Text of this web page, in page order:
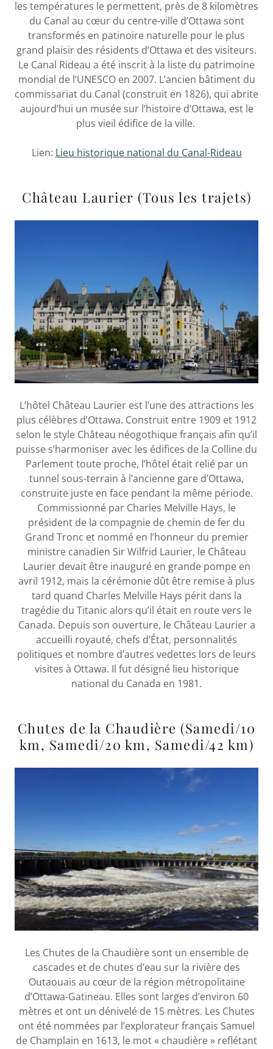
les températures le permettent, près de 8 kilomètres
du Canal au cœur du centre-ville d’Ottawa sont
transformés en patinoire naturelle pour le plus
grand plaisir des résidents d’Ottawa et des visiteurs.
Le Canal Rideau a été inscrit à la liste du patrimoine
mondial de l’UNESCO en 2007. L’ancien bâtiment du
commissariat du Canal (construit en 1826), qui abrite
aujourd’hui un musée sur l’histoire d’Ottawa, est le
plus vieil édifice de la ville.
Lien: Lieu historique national du Canal-Rideau
Château Laurier (Tous les trajets)
L’hôtel Château Laurier est l’une des attractions les
plus célèbres d’Ottawa. Construit entre 1909 et 1912
selon le style Château néogothique français afin qu’il
puisse s’harmoniser avec les édifices de la Colline du
Parlement toute proche, l’hôtel était relié par un
tunnel sous-terrain à l’ancienne gare d’Ottawa,
construite juste en face pendant la même période.
Commissionné par Charles Melville Hays, le
président de la compagnie de chemin de fer du
Grand Tronc et nommé en l’honneur du premier
ministre canadien Sir Wilfrid Laurier, le Château
Laurier devait être inauguré en grande pompe en
avril 1912, mais la cérémonie dût être remise à plus
tard quand Charles Melville Hays périt dans la
tragédie du Titanic alors qu’il était en route vers le
Canada. Depuis son ouverture, le Château Laurier a
accueilli royauté, chefs d’État, personnalités
politiques et nombre d’autres vedettes lors de leurs
visites à Ottawa. Il fut désigné lieu historique
national du Canada en 1981.
Chutes de la Chaudière (Samedi/10
km, Samedi/20 km, Samedi/42 km)
Les Chutes de la Chaudière sont un ensemble de
cascades et de chutes d’eau sur la rivière des
Outaouais au cœur de la région métropolitaine
d’Ottawa-Gatineau. Elles sont larges d’environ 60
mètres et ont un dénivelé de 15 mètres. Les Chutes
ont été nommées par l’explorateur français Samuel
de Champlain en 1613, le mot « chaudière » reflétant